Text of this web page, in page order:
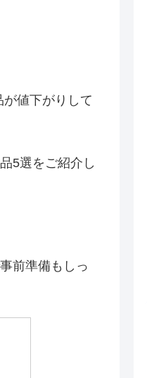
値下がりして
5選をご紹介し
前準備もしっ